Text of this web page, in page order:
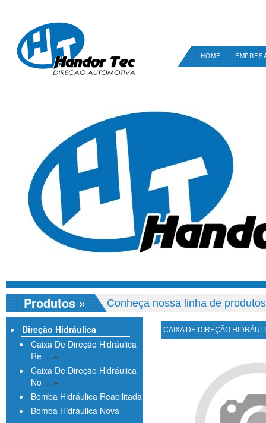
HOME
Direção Hidráulica
Caixa De Direção Hidráulica
Re ...+
Caixa De Direção Hidráulica
No ...+
Bomba Hidráulica Reabilitada
Bomba Hidráulica Nova
Produtos » Conheça nossa linha de produtos
CAIXA DE DIREÇÃO